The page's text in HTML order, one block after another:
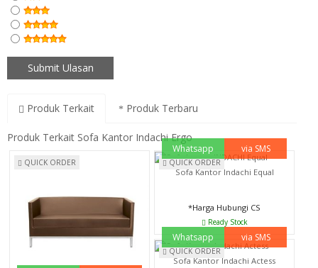
Produk Terkait Produk Terbaru
Produk Terkait Sofa Kantor Indachi Ergo
QUICK ORDER QUICK ORDER
Whatsapp via SMS
Sofa Kantor Indachi Equal
*Harga Hubungi CS
Ready Stock
QUICK ORDER
Whatsapp via SMS
Sofa Kantor Indachi Actess